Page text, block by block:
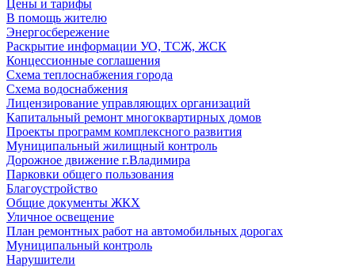
Цены и тарифы
В помощь жителю
Энергосбережение
Раскрытие информации УО, ТСЖ, ЖСК
Концессионные соглашения
Схема теплоснабжения города
Схема водоснабжения
Лицензирование управляющих организаций
Капитальный ремонт многоквартирных домов
Проекты программ комплексного развития
Муниципальный жилищный контроль
Дорожное движение г.Владимира
Парковки общего пользования
Благоустройство
Общие документы ЖКХ
Уличное освещение
План ремонтных работ на автомобильных дорогах
Муниципальный контроль
Нарушители